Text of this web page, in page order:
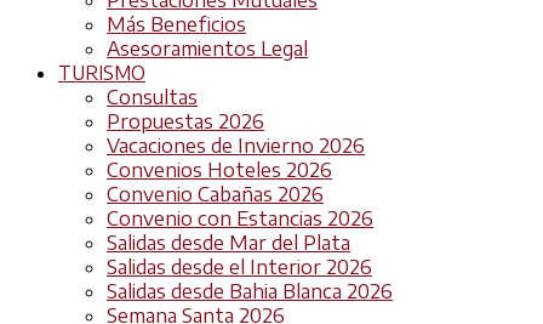
Más Beneficios
Asesoramientos Legal
TURISMO
Consultas
Propuestas 2026
Vacaciones de Invierno 2026
Convenios Hoteles 2026
Convenio Cabañas 2026
Convenio con Estancias 2026
Salidas desde Mar del Plata
Salidas desde el Interior 2026
Salidas desde Bahia Blanca 2026
Semana Santa 2026